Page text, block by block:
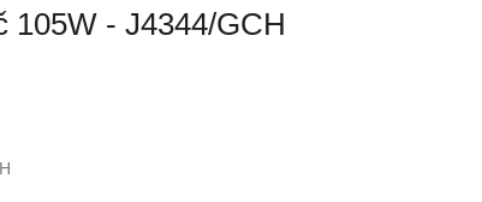
105W - J4344/GCH